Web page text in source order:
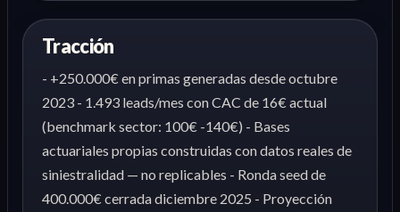
Tracción
- +250.000€ en primas generadas desde octubre
2023 - 1.493 leads/mes con CAC de 16€ actual
(benchmark sector: 100€ -140€) - Bases
actuariales propias construidas con datos reales de
siniestralidad — no replicables - Ronda seed de
400.000€ cerrada diciembre 2025 - Proyección